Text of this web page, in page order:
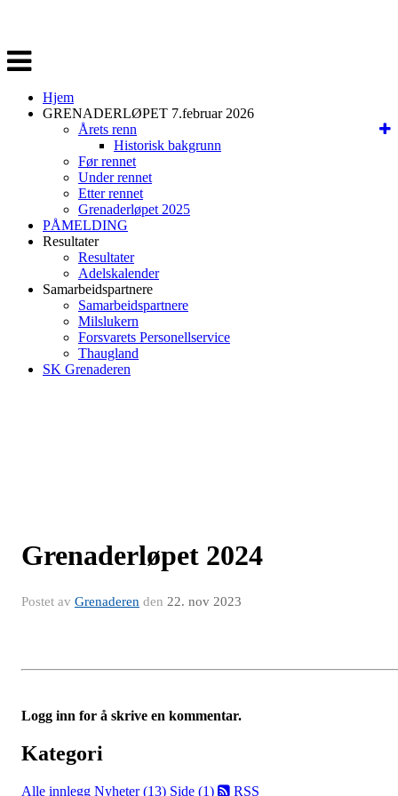
Veksle
navigasjon
Hjem
GRENADERLØPET 7.februar 2026
Årets renn
Historisk bakgrunn
Før rennet
Under rennet
Etter rennet
Grenaderløpet 2025
PÅMELDING
Resultater
Resultater
Adelskalender
Samarbeidspartnere
Samarbeidspartnere
Milslukern
Forsvarets Personellservice
Thaugland
SK Grenaderen
Grenaderløpet 2024
Postet av Grenaderen den 22. nov 2023
Logg inn for å skrive en kommentar.
Kategori
Alle innlegg Nyheter (13) Side (1) RSS